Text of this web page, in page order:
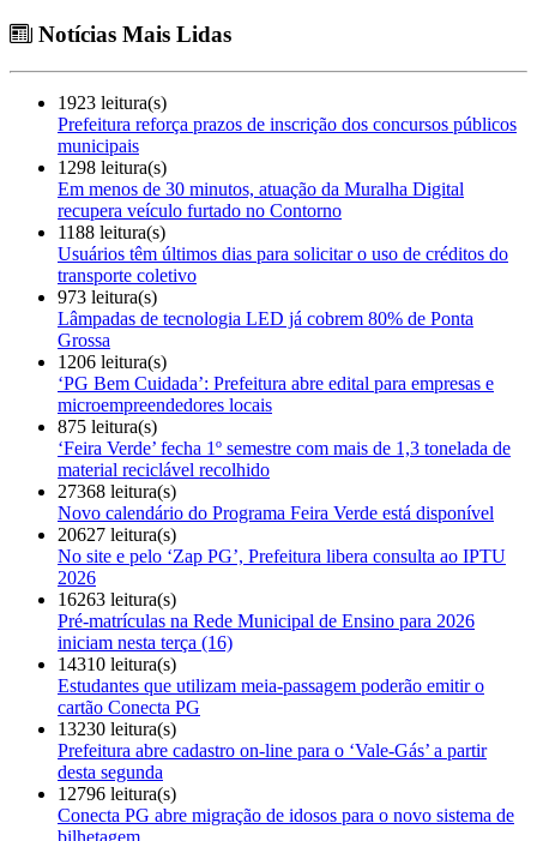
Notícias Mais Lidas
1923 leitura(s)
Prefeitura reforça prazos de inscrição dos concursos públicos
municipais
1298 leitura(s)
Em menos de 30 minutos, atuação da Muralha Digital
recupera veículo furtado no Contorno
1188 leitura(s)
Usuários têm últimos dias para solicitar o uso de créditos do
transporte coletivo
973 leitura(s)
Lâmpadas de tecnologia LED já cobrem 80% de Ponta
Grossa
1206 leitura(s)
‘PG Bem Cuidada’: Prefeitura abre edital para empresas e
microempreendedores locais
875 leitura(s)
‘Feira Verde’ fecha 1º semestre com mais de 1,3 tonelada de
material reciclável recolhido
27368 leitura(s)
Novo calendário do Programa Feira Verde está disponível
20627 leitura(s)
No site e pelo ‘Zap PG’, Prefeitura libera consulta ao IPTU
2026
16263 leitura(s)
Pré-matrículas na Rede Municipal de Ensino para 2026
iniciam nesta terça (16)
14310 leitura(s)
Estudantes que utilizam meia-passagem poderão emitir o
cartão Conecta PG
13230 leitura(s)
Prefeitura abre cadastro on-line para o ‘Vale-Gás’ a partir
desta segunda
12796 leitura(s)
Conecta PG abre migração de idosos para o novo sistema de
bilhetagem